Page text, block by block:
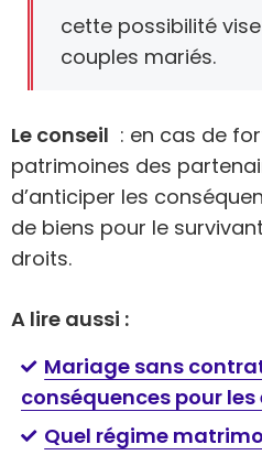
cette possibilité
couples mariés.
Le conseil : en cas de
patrimoines des
d’anticiper les
de biens pour le
droits.
A lire aussi :
Mariage sans
conséquences pour les
Quel régime